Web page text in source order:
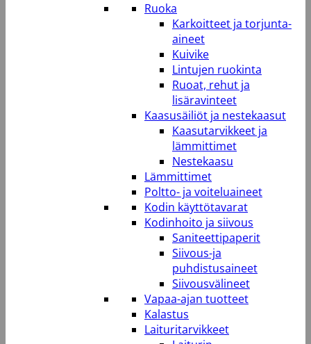
Ruoka
Karkoitteet ja torjunta-
aineet
Kuivike
Lintujen ruokinta
Ruoat, rehut ja
lisäravinteet
Kaasusäiliöt ja nestekaasut
Kaasutarvikkeet ja
lämmittimet
Nestekaasu
Lämmittimet
Poltto- ja voiteluaineet
Kodin käyttötavarat
Kodinhoito ja siivous
Saniteettipaperit
Siivous-ja
puhdistusaineet
Siivousvälineet
Vapaa-ajan tuotteet
Kalastus
Laituritarvikkeet